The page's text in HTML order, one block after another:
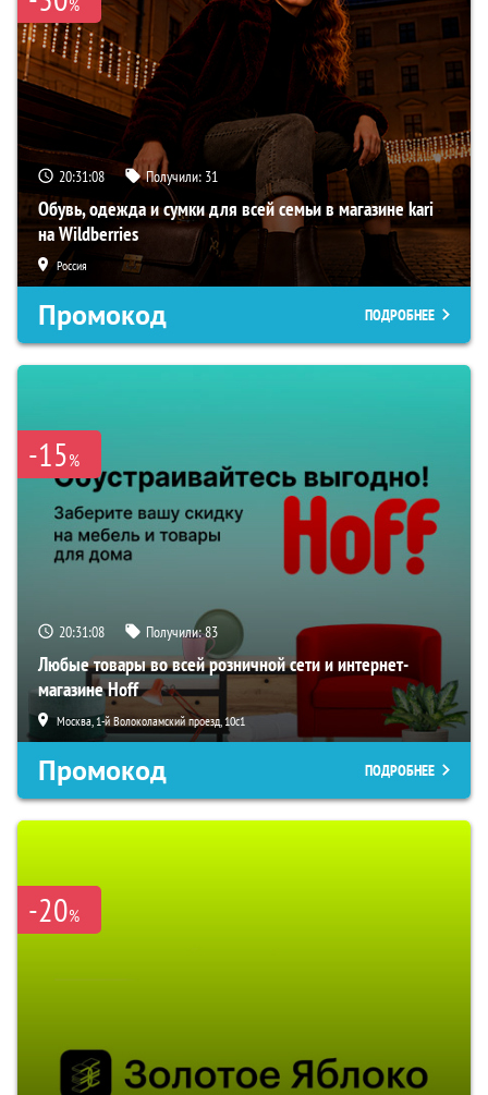
20:31:07 Получили: 31
Обувь, одежда и сумки для всей семьи в магазине kari
на Wildberries
Россия
Промокод ПОДРОБНЕЕ
-15%
20:31:07 Получили:83
Любые товары во всей розничной сети и интернет-
магазине Hoff
Москва, 1-й Волоколамский проезд, 10с1
Промокод ПОДРОБНЕЕ
-20%